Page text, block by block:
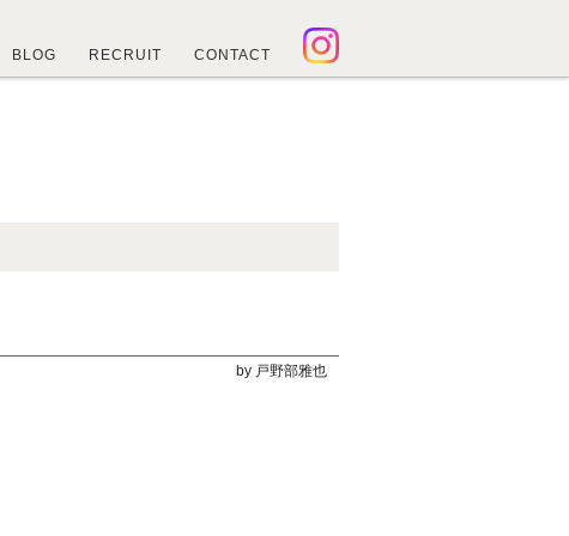
BLOG RECRUIT CONTACT
by 戸野部雅也